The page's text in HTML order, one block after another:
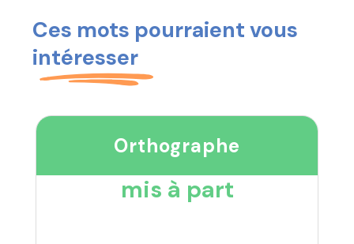
Ces mots pourraient vous
intéresser
Orthographe
mis à part